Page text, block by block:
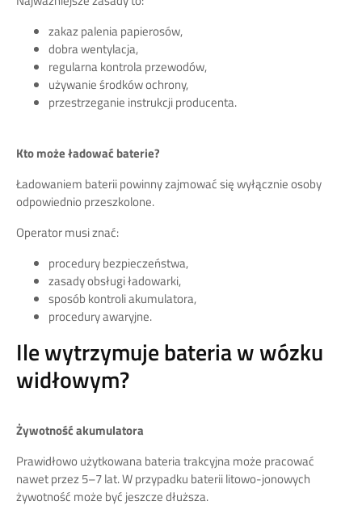
zakaz palenia papierosów,
dobra wentylacja,
regularna kontrola przewodów,
używanie środków ochrony,
przestrzeganie instrukcji producenta.
Kto może ładować baterie?
Ładowaniem baterii powinny zajmować się wyłącznie osoby
odpowiednio przeszkolone.
Operator musi znać:
procedury bezpieczeństwa,
zasady obsługi ładowarki,
sposób kontroli akumulatora,
procedury awaryjne.
Ile wytrzymuje bateria w wózku
widłowym?
Żywotność akumulatora
Prawidłowo użytkowana bateria trakcyjna może pracować
nawet przez 5–7 lat. W przypadku baterii litowo-jonowych
żywotność może być jeszcze dłuższa.